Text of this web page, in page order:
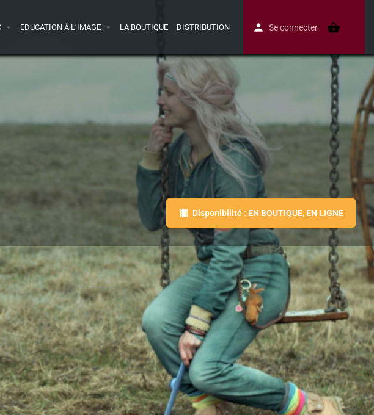
EDUCATION À L’IMAGE LA BOUTIQUE DISTRIBUTION Se connecter
Disponibilité : EN BOUTIQUE, EN LIGNE
Acheter le DVD Avis 0
Donnez votre avis Partagez
Affiche